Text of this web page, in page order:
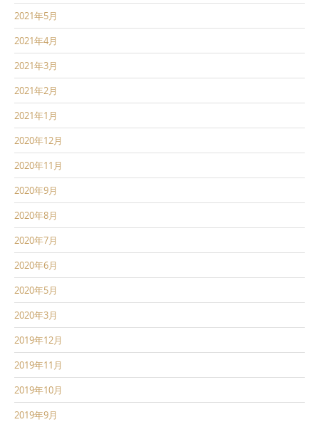
2021年5月
2021年4月
2021年3月
2021年2月
2021年1月
2020年12月
2020年11月
2020年9月
2020年8月
2020年7月
2020年6月
2020年5月
2020年3月
2019年12月
2019年11月
2019年10月
2019年9月